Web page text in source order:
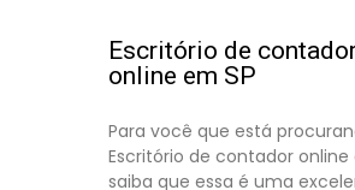
Escritório de
online em SP
Para você que está
Escritório de contador online
saiba que essa é uma